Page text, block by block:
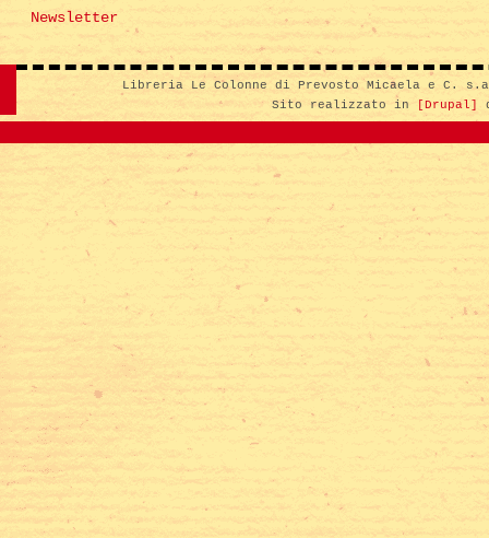
Newsletter
Libreria Le Colonne di Prevosto Micaela e C.
Sito realizzato in
[Drupal]